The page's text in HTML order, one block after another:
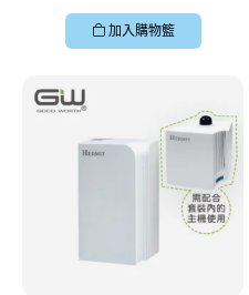
加入購物籃